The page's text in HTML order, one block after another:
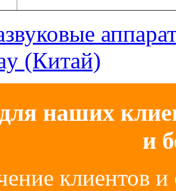
(Китай)
наших
и
клиентов и